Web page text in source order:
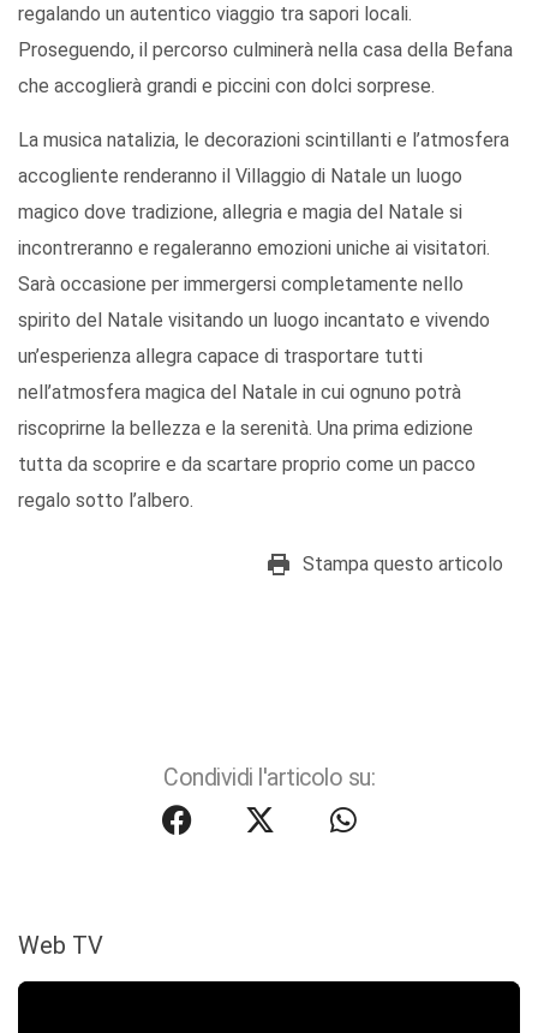
regalando un autentico viaggio tra sapori locali.
Proseguendo, il percorso culminerà nella casa della Befana
che accoglierà grandi e piccini con dolci sorprese.
La musica natalizia, le decorazioni scintillanti e l’atmosfera
accogliente renderanno il Villaggio di Natale un luogo
magico dove tradizione, allegria e magia del Natale si
incontreranno e regaleranno emozioni uniche ai visitatori.
Sarà occasione per immergersi completamente nello
spirito del Natale visitando un luogo incantato e vivendo
un’esperienza allegra capace di trasportare tutti
nell’atmosfera magica del Natale in cui ognuno potrà
riscoprirne la bellezza e la serenità. Una prima edizione
tutta da scoprire e da scartare proprio come un pacco
regalo sotto l’albero.
Stampa questo articolo
Condividi l'articolo su:
Web TV